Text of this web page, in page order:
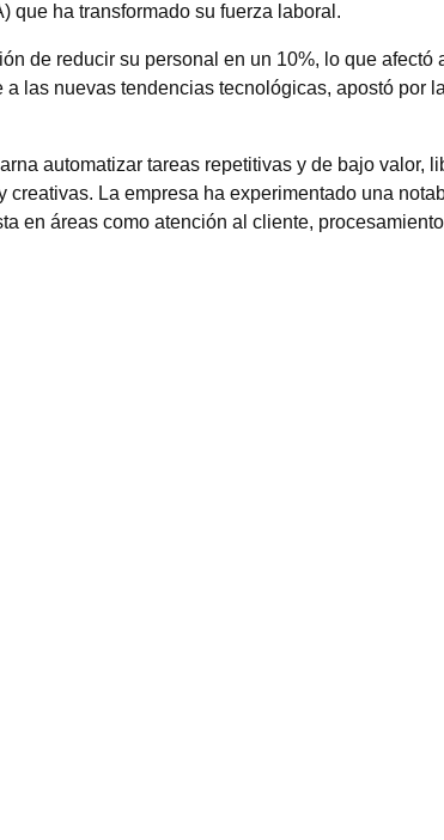
que ha transformado su fuerza laboral.
de reducir su personal en un 10%, lo que afectó
las nuevas tendencias tecnológicas, apostó por
automatizar tareas repetitivas y de bajo valor,
La empresa ha experimentado una
en áreas como atención al cliente,